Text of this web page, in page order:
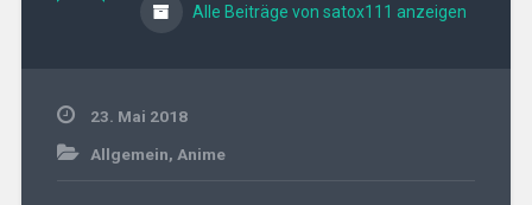
Alle Beiträge von satox111 anzeigen
23. Mai 2018
Allgemein, Anime